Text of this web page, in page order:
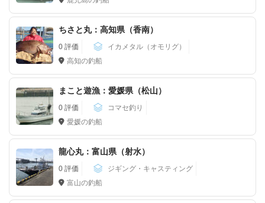
ちさと丸：高知県（香南）
0 評価
イカメタル（オモリグ）
高知の釣船
まこと遊漁：愛媛県（松山）
0 評価
コマセ釣り
愛媛の釣船
龍心丸：富山県（射水）
0 評価
ジギング・キャスティング
富山の釣船